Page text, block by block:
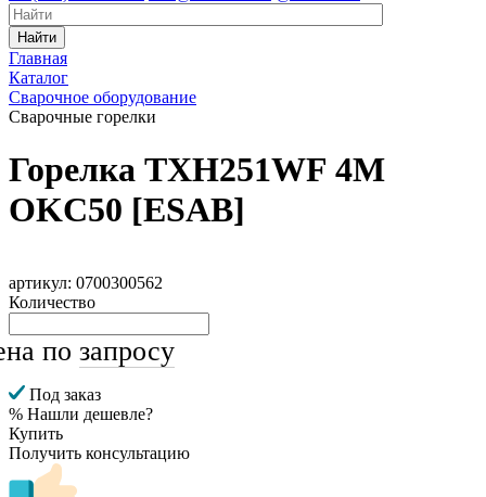
Найти
Главная
Каталог
Сварочное оборудование
Сварочные горелки
Горелка TXH251WF 4M
OKC50 [ESAB]
артикул: 0700300562
Количество
по запросу
Под заказ
% Нашли дешевле?
Купить
Получить консультацию